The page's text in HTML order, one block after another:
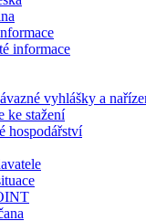
informace
vyhlášky a
ke stažení
hospodářství